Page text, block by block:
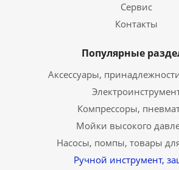
Сервис
Контакты
Популярные
Аксессуары,
Компрессоры,
Мойки высокого
Насосы, помпы, товары
Ручной инструмент,